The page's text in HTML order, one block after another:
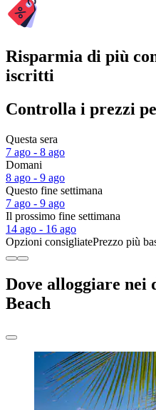
Risparmia di più
iscritti
Controlla i prezzi
Questa sera
7 ago - 8 ago
Domani
8 ago - 9 ago
Questo fine settimana
7 ago - 9 ago
Il prossimo fine settimana
14 ago - 16 ago
Opzioni consigliatePrezzo più
Dove alloggiare
Beach